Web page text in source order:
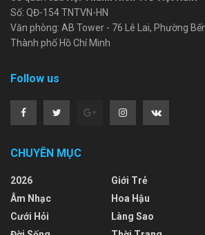
Số: QĐ-154 TNTVN-HN
Văn phòng: AB Tower - 76 Lê Lai, Phường
Thành phố Hồ Chí Minh
Follow us
CHUYÊN MỤC
2026
Âm Nhạc
Cưới Hỏi
Giới Trẻ
Hoa Hậu
Làng Sao